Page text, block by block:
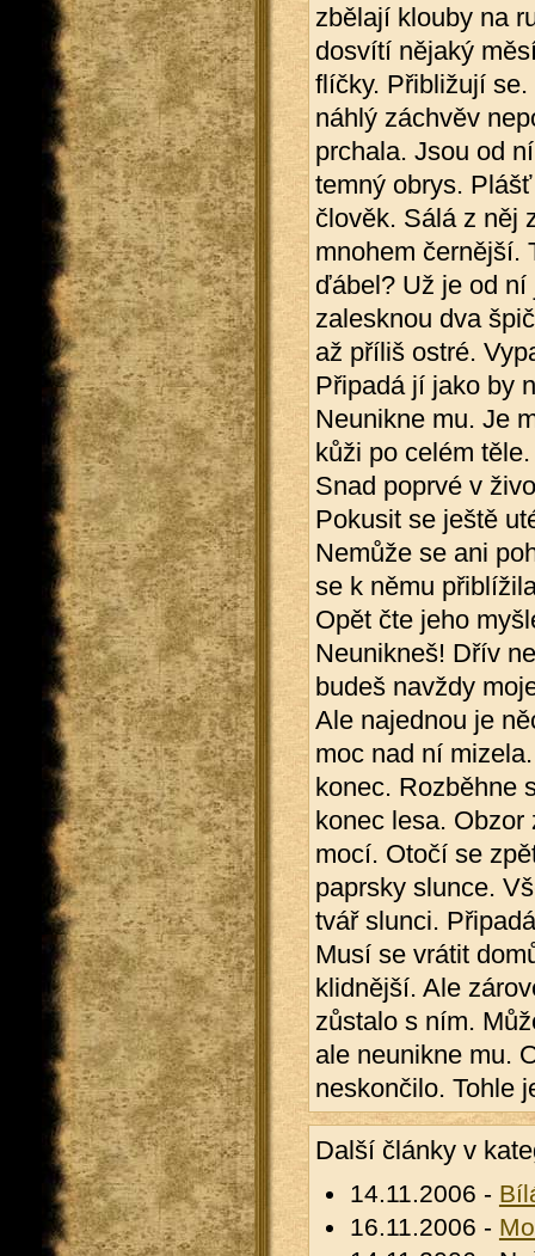
zbělají klouby na
dosvítí nějaký
flíčky. Přibližují
náhlý záchvěv
prchala. Jsou od
temný obrys.
člověk. Sálá z něj
mnohem černější.
ďábel? Už je od
zalesknou dva
až příliš ostré.
Připadá jí jako by
Neunikne mu. Je
kůži po celém
Snad poprvé v
Pokusit se ještě
Nemůže se ani
se k němu
Opět čte jeho
Neunikneš! Dřív
budeš navždy
Ale najednou je
moc nad ní
konec. Rozběhne
konec lesa.
mocí. Otočí se
paprsky slunce.
tvář slunci.
Musí se vrátit
klidnější. Ale
zůstalo s ním.
ale neunikne mu.
neskončilo. Tohle
Další články v
14.11.2006 -
16.11.2006 -